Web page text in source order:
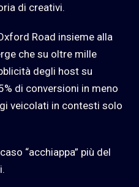
di creativi.
Road insieme alla
che su oltre mille
degli host su
di conversioni in meno
veicolati in contesti solo
“acchiappa” più del